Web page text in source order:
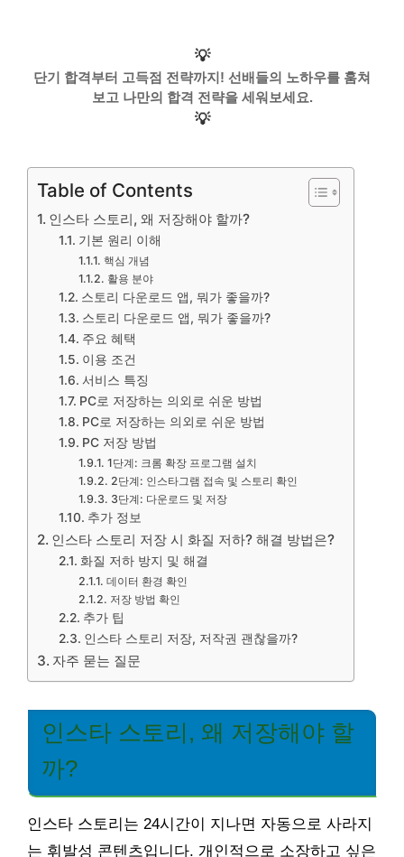
💡
단기 합격부터 고득점 전략까지! 선배들의 노하우를 훔쳐
보고 나만의 합격 전략을 세워보세요.
💡
Table of Contents
인스타 스토리, 왜 저장해야 할까?
기본 원리 이해
핵심 개념
활용 분야
스토리 다운로드 앱, 뭐가 좋을까?
스토리 다운로드 앱, 뭐가 좋을까?
주요 혜택
이용 조건
서비스 특징
PC로 저장하는 의외로 쉬운 방법
PC로 저장하는 의외로 쉬운 방법
PC 저장 방법
1단계: 크롬 확장 프로그램 설치
2단계: 인스타그램 접속 및 스토리 확인
3단계: 다운로드 및 저장
추가 정보
인스타 스토리 저장 시 화질 저하? 해결 방법은?
화질 저하 방지 및 해결
데이터 환경 확인
저장 방법 확인
추가 팁
인스타 스토리 저장, 저작권 괜찮을까?
자주 묻는 질문
인스타 스토리, 왜 저장해야 할
까?
인스타 스토리는 24시간이 지나면 자동으로 사라지
는 휘발성 콘텐츠입니다. 개인적으로 소장하고 싶은